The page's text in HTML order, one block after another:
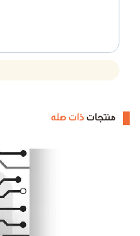
منتجاتذات صله